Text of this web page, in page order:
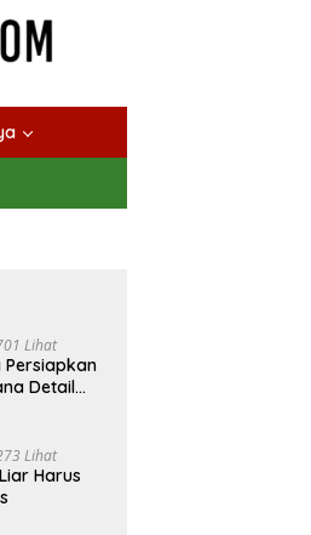
Lihat
Persiapkan
Detail
Lihat
Harus